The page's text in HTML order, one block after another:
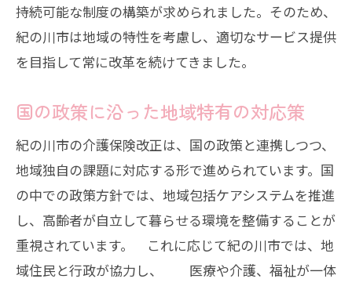
持続可能な制度の構築が求められました。そのため、
紀の川市は地域の特性を考慮し、適切なサービス提供
を目指して常に改革を続けてきました。
国の政策に沿った地域特有の対応策
紀の川市の介護保険改正は、国の政策と連携しつつ、
地域独自の課題に対応する形で進められています。国
の中での政策方針では、地域包括ケアシステムを推進
し、高齢者が自立して暮らせる環境を整備することが
重視されています。 これに応じて紀の川市では、地
域住民と行政が協力し、 医療や介護、福祉が一体